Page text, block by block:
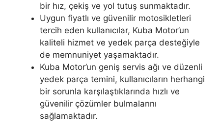
bir hız, çekiş ve yol tutuş sunmaktadır.
Uygun fiyatlı ve güvenilir motosikletleri
tercih eden kullanıcılar, Kuba Motor’un
kaliteli hizmet ve yedek parça desteğiyle
de memnuniyet yaşamaktadır.
Kuba Motor’un geniş servis ağı ve düzenli
yedek parça temini, kullanıcıların herhangi
bir sorunla karşılaştıklarında hızlı ve
güvenilir çözümler bulmalarını
sağlamaktadır.